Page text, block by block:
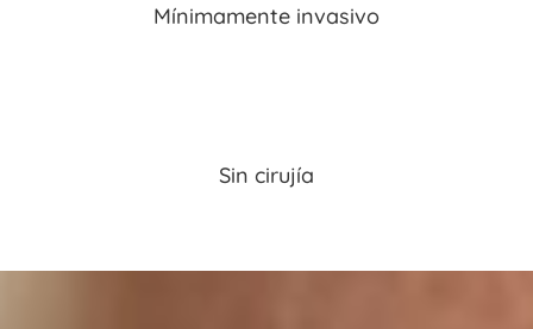
Mínimamente invasivo
Sin cirujía